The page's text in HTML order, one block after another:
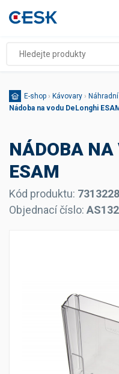
E-shop › Kávovary ›
Nádoba na vodu DeLonghi
NÁDOBA NA
ESAM
Kód produktu:
Objednací číslo: